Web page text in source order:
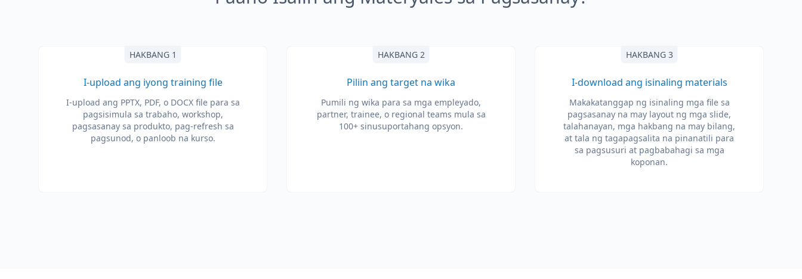
HAKBANG 1
I-upload ang iyong training file
I-upload ang PPTX, PDF, o DOCX file para sa
pagsisimula sa trabaho, workshop,
pagsasanay sa produkto, pag-refresh sa
pagsunod, o panloob na kurso.
HAKBANG 2
Piliin ang target na wika
Pumili ng wika para sa mga empleyado,
partner, trainee, o regional teams mula sa
100+ sinusuportahang opsyon.
HAKBANG 3
I-download ang isinaling materials
Makakatanggap ng isinaling mga file sa
pagsasanay na may layout ng mga slide,
talahanayan, mga hakbang na may bilang,
at tala ng tagapagsalita na pinanatili para
sa pagsusuri at pagbabahagi sa mga
koponan.